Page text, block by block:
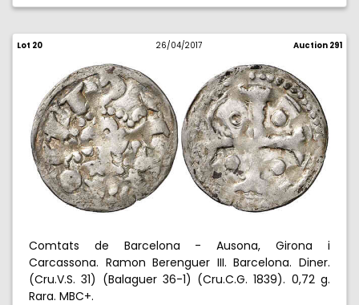
Lot 20 26/04/2017 Auction 291
Comtats de Barcelona - Ausona, Girona i
Carcassona. Ramon Berenguer III. Barcelona. Diner.
(Cru.V.S. 31) (Balaguer 36-1) (Cru.C.G. 1839). 0,72 g.
Rara. MBC+.